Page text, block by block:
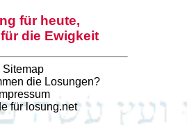
für heute,
die Ewigkeit
Sitemap
die Losungen?
Impressum
für losung.net